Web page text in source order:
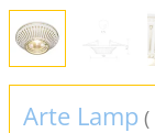
Arte Lamp (